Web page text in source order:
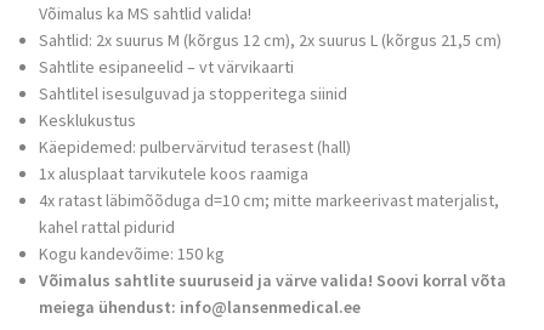
Võimalus ka MS sahtlid valida!
Sahtlid: 2x suurus M (kõrgus 12 cm), 2x suurus L (kõrgus 21,5 cm)
Sahtlite esipaneelid – vt värvikaarti
Sahtlitel isesulguvad ja stopperitega siinid
Kesklukustus
Käepidemed: pulbervärvitud terasest (hall)
1x alusplaat tarvikutele koos raamiga
4x ratast läbimõõduga d=10 cm; mitte markeerivast materjalist,
kahel rattal pidurid
Kogu kandevõime: 150 kg
Võimalus sahtlite suuruseid ja värve valida! Soovi korral võta
meiega ühendust: info@lansenmedical.ee